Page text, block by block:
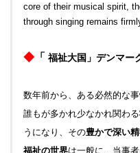
core of their musical spirit,
through singing remains
◆ 「 福祉大国」デンマー
数年前から、ある必然的な
誰もが多かれ少なかれ関わ
うになり、その豊かで深い
福祉の世界は一般に、当事